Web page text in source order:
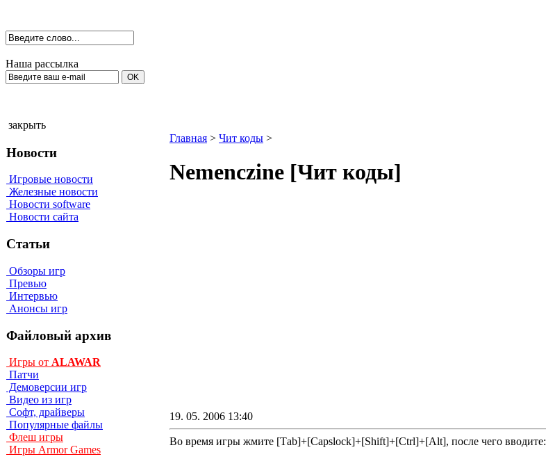
Наша рассылка
закрыть
Новости
Игровые новости
Железные новости
Новости software
Новости сайта
Статьи
Обзоры игр
Превью
Интервью
Анонсы игр
Файловый архив
Игры от ALAWAR
Патчи
Демоверсии игр
Видео из игр
Софт, драйверы
Популярные файлы
Флеш игры
Игры Armor Games
Главная > Чит коды >
Nemenсzine [Чит коды]
19. 05. 2006 13:40
Во время игры жмите [Таb]+[Сарslосk]+[Shift]+[Сtrl]+[Аlt], пocлe чeгo ввoдитe: